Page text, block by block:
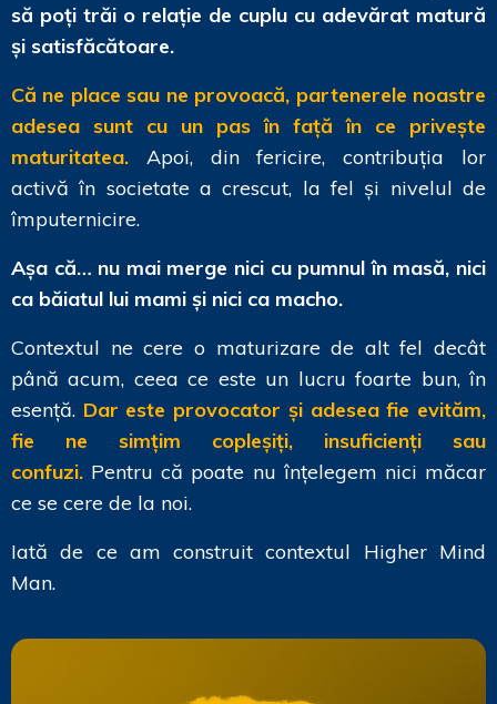
să poți trăi o relație de cuplu cu adevărat matură
și satisfăcătoare.
Că ne place sau ne provoacă, partenerele noastre
adesea sunt cu un pas în față în ce privește
maturitatea. Apoi, din fericire, contribuția lor
activă în societate a crescut, la fel și nivelul de
împuternicire.
Așa că… nu mai merge nici cu pumnul în masă, nici
ca băiatul lui mami și nici ca macho.
Contextul ne cere o maturizare de alt fel decât
până acum, ceea ce este un lucru foarte bun, în
esență. Dar este provocator și adesea fie evităm,
fie ne simțim copleșiți, insuficienți sau
confuzi. Pentru că poate nu înțelegem nici măcar
ce se cere de la noi.
Iată de ce am construit contextul Higher Mind
Man.